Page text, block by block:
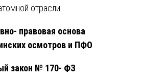
отрасли.
правовая основа
осмотров и ПФО
закон № 170- ФЗ